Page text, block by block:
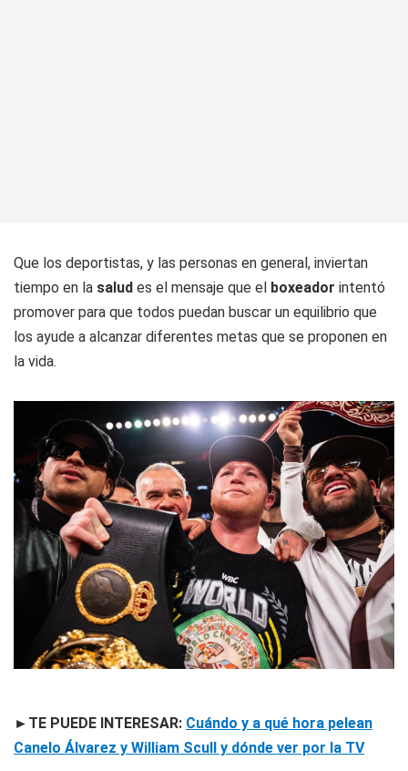
Que los deportistas, y las personas en general, inviertan
tiempo en la salud es el mensaje que el boxeador intentó
promover para que todos puedan buscar un equilibrio que
los ayude a alcanzar diferentes metas que se proponen en
la vida.
►TE PUEDE INTERESAR: Cuándo y a qué hora pelean
Canelo Álvarez y William Scull y dónde ver por la TV